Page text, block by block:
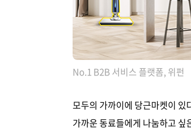
No.1 B2B 서비스 플랫폼, 위펀
모두의 가까이에 당근마켓이
가까운 동료들에게 나눔하고